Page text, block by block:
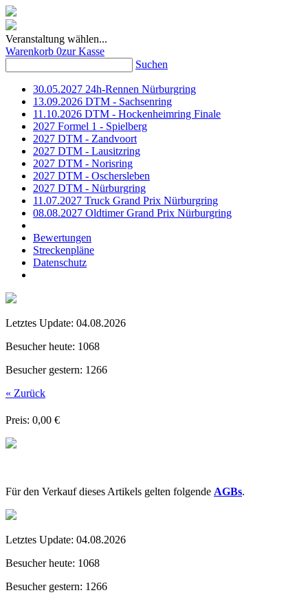
Veranstaltung wählen...
Warenkorb 0zur Kasse
Suchen
30.05.2027 24h-Rennen Nürburgring
13.09.2026 DTM - Sachsenring
11.10.2026 DTM - Hockenheimring Finale
2027 Formel 1 - Spielberg
2027 DTM - Zandvoort
2027 DTM - Lausitzring
2027 DTM - Norisring
2027 DTM - Oschersleben
2027 DTM - Nürburgring
11.07.2027 Truck Grand Prix Nürburgring
08.08.2027 Oldtimer Grand Prix Nürburgring
Bewertungen
Streckenpläne
Datenschutz
Letztes Update: 04.08.2026
Besucher heute: 1068
Besucher gestern: 1266
« Zurück
Preis: 0,00 €
Für den Verkauf dieses Artikels gelten folgende AGBs.
Letztes Update: 04.08.2026
Besucher heute: 1068
Besucher gestern: 1266